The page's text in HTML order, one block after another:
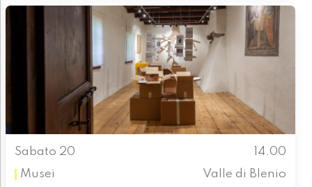
Sabato 20
14.00
Musei
Valle di Blenio